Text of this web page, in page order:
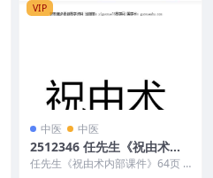
VIP
中医 中医
2512346 任先生《祝由术内
部课件》64页
任先生《祝由术内部课件》64页 2